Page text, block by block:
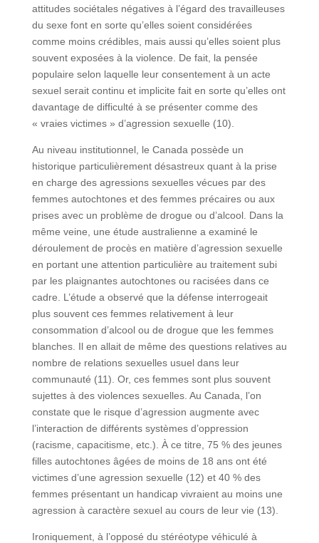
attitudes sociétales négatives à l’égard des travailleuses
du sexe font en sorte qu’elles soient considérées
comme moins crédibles, mais aussi qu’elles soient plus
souvent exposées à la violence. De fait, la pensée
populaire selon laquelle leur consentement à un acte
sexuel serait continu et implicite fait en sorte qu’elles ont
davantage de difficulté à se présenter comme des
« vraies victimes » d’agression sexuelle (10).
Au niveau institutionnel, le Canada possède un
historique particulièrement désastreux quant à la prise
en charge des agressions sexuelles vécues par des
femmes autochtones et des femmes précaires ou aux
prises avec un problème de drogue ou d’alcool. Dans la
même veine, une étude australienne a examiné le
déroulement de procès en matière d’agression sexuelle
en portant une attention particulière au traitement subi
par les plaignantes autochtones ou racisées dans ce
cadre. L’étude a observé que la défense interrogeait
plus souvent ces femmes relativement à leur
consommation d’alcool ou de drogue que les femmes
blanches. Il en allait de même des questions relatives au
nombre de relations sexuelles usuel dans leur
communauté (11). Or, ces femmes sont plus souvent
sujettes à des violences sexuelles. Au Canada, l’on
constate que le risque d’agression augmente avec
l’interaction de différents systèmes d’oppression
(racisme, capacitisme, etc.). À ce titre, 75 % des jeunes
filles autochtones âgées de moins de 18 ans ont été
victimes d’une agression sexuelle (12) et 40 % des
femmes présentant un handicap vivraient au moins une
agression à caractère sexuel au cours de leur vie (13).
Ironiquement, à l’opposé du stéréotype véhiculé à